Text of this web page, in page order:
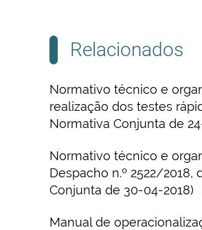
Relacionados
Normativo técnico e
realização dos testes
Normativa Conjunta de
Normativo técnico e
Despacho n.º 2522/2018,
Conjunta de 30-04-2018)
Manual de